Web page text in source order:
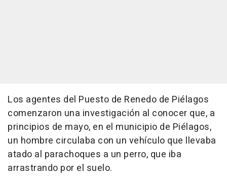
Los agentes del Puesto de Renedo de Piélagos
comenzaron una investigación al conocer que, a
principios de mayo, en el municipio de Piélagos,
un hombre circulaba con un vehículo que llevaba
atado al parachoques a un perro, que iba
arrastrando por el suelo.